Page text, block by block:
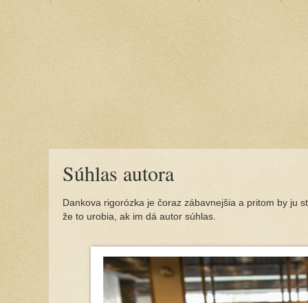
Súhlas autora
Dankova rigorózka je čoraz zábavnejšia a pritom by ju
že to urobia, ak im dá autor súhlas.